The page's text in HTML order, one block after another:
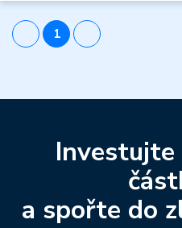
1
Investujte
a spořte do